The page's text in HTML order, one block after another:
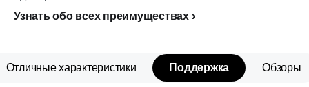
Узнать обо всех преимуществах
Отличные характеристики Поддержка Обзоры